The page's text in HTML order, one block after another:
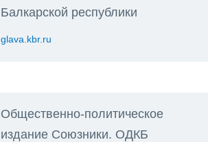
Балкарской республики
glava.kbr.ru
Общественно-политическое
издание Союзники. ОДКБ